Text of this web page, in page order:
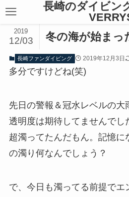
長崎のダイビン
冬の海が始まっ
2019
12/03
長崎ファンダイビング 2019年12月3日
多分ですけどね(笑)
先日の警報＆冠水レベルの大
透明度は期待してませんでし
超濁ってたんだもん。記憶に
の濁り何なんでしょう？
で、今日も濁ってる前提でエ